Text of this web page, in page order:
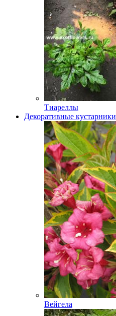
Тиареллы
Декоративные кустарники
Вейгела